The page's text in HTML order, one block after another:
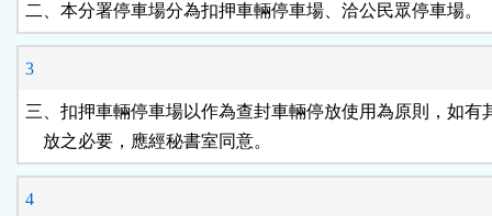
二、本分署停車場分為扣押車輛停車場、洽公民眾停車場。
3
三、扣押車輛停車場以作為查封車輛停放使用為原則，如有
    放之必要，應經秘書室同意。
4